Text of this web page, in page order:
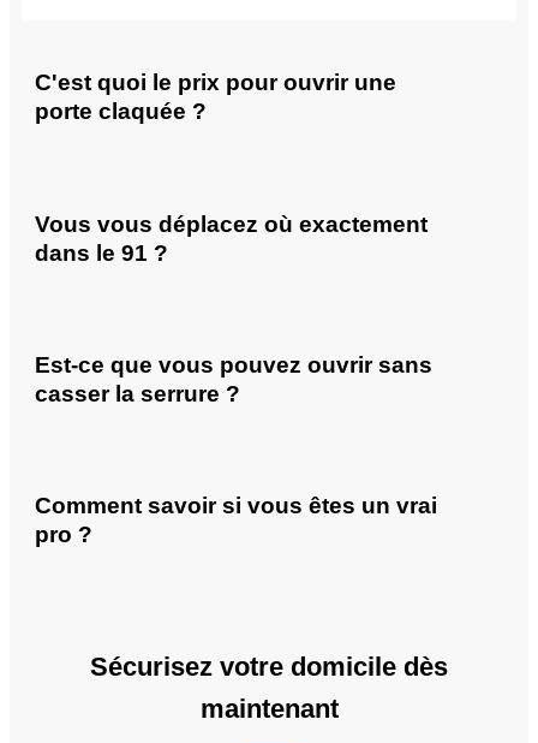
C'est quoi le prix pour ouvrir une
porte claquée ?
Vous vous déplacez où exactement
dans le 91 ?
Est-ce que vous pouvez ouvrir sans
casser la serrure ?
Comment savoir si vous êtes un vrai
pro ?
Sécurisez votre domicile dès
maintenant